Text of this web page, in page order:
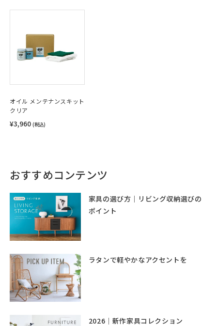
オイル メンテナンスキット
クリア
¥3,960 (税込)
おすすめコンテンツ
家具の選び方｜リビング収納選びの
ポイント
ラタンで軽やかなアクセントを
2026｜新作家具コレクション